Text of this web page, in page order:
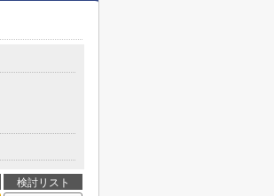
検討リスト